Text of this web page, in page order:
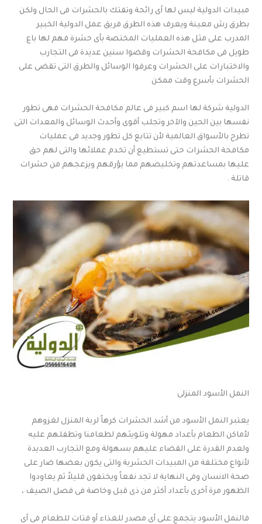
مبيدات الدولية ليس لها أى رائحة وتفتك بالحشرات فى الحال ولكن
بطرق رش معينة ويعرف هذه الطرق فريق عمل الدولية الخبير
المدرب على مثل هذه العمليات المختصة بأى حشرة فهم لها باع
طويل فى مكافحة الحشرات وقضوا سنين عديدة فى التجارب
والاختبارات على الحشرات وعرفوا الوسائل والطرق التى تقضى على
الحشرات بأسرع وقت ممكن
الدولية شركة لها اسم كبير فى عالم مكافحة الحشرات فهى تطور
نفسها بين الحين والآخر وتجلب أقوى وأحدث الوسائل والمعدات التى
تطرح بالأسواق العالمية لأن تتابع كل تطور وجديد فى عمليات
مكافحة الحشرات حتى تستطيع أن تخدم عملائها والتى لهم حق
عليها بمساعدتهم وتخليصهم مما يؤرقهم ويزعجهم من حشرات
قاتلة .
النمل الأسود المنزلى
يعتبر النمل الأسود من أشد الحشرات كرهاً لربة المنزل لغزوهم
لأماكن الطعام بأعداد مهولة وتلويثهم لطعامنا وتطفلهم عليه
ولعدم القدرة على القضاء عليهم بسهولة ومع التجارب العديدة
لأنواع مختلفة من المبيدات الحشرية والتى يكون بعضها ضار على
صحة الانسان وفى النهاية لا تجد نفعاً ويختفون قليلاً ثم يعاودوا
الظهور مرة أخرى بأعداد أكثر من ذى قبل وخاصة فى فصل الصيف ،
فالنمل الأسود يتجمع على أى مصدر للغذاء أو فتات للطعام فى أى